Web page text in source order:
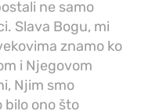
ne samo
Slava Bogu, mi
znamo ko
i Njegovom
Njim smo
bilo ono što